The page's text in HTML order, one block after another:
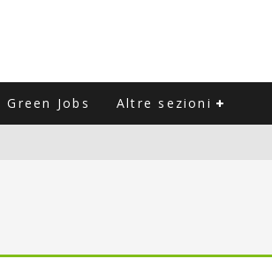
Green Jobs Altre sezioni